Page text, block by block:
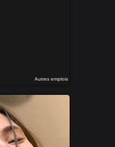
Autres emplois